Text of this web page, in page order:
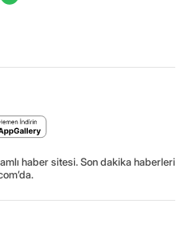
haber sitesi. Son dakika haberleri